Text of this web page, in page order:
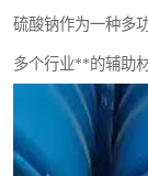
硫酸钠作为一种多
多个行业**的辅助材
氯酸钠
磷酸氢二钾
保险粉